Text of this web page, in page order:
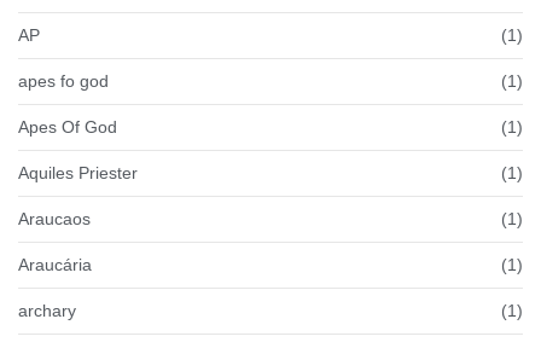
AP (1)
apes fo god (1)
Apes Of God (1)
Aquiles Priester (1)
Araucaos (1)
Araucária (1)
archary (1)